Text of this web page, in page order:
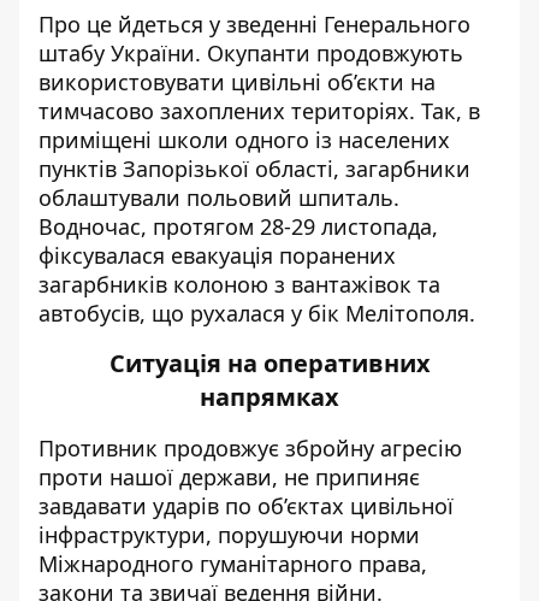
Про це йдеться у зведенні Генерального
штабу України. Окупанти продовжують
використовувати цивільні об’єкти на
тимчасово захоплених територіях. Так, в
приміщені школи одного із населених
пунктів Запорізької області, загарбники
облаштували польовий шпиталь.
Водночас, протягом 28-29 листопада,
фіксувалася евакуація поранених
загарбників колоною з вантажівок та
автобусів, що рухалася у бік Мелітополя.
Ситуація на оперативних
напрямках
Противник продовжує збройну агресію
проти нашої держави, не припиняє
завдавати ударів по об’єктах цивільної
інфраструктури, порушуючи норми
Міжнародного гуманітарного права,
закони та звичаї ведення війни.